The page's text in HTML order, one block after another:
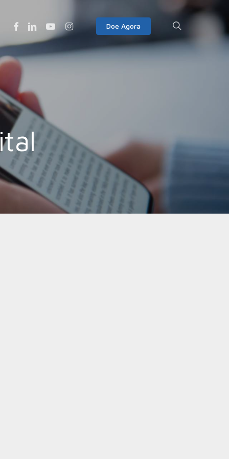
Doe Agora
FacebookLinkedinYoutubeInstagram